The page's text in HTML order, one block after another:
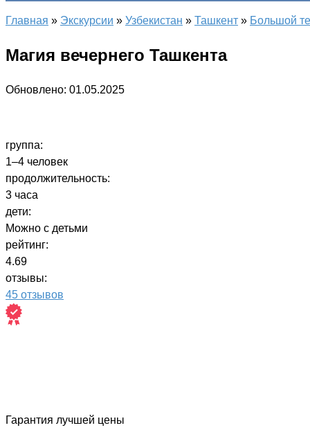
Главная » Экскурсии » Узбекистан » Ташкент » Большой
Магия вечернего Ташкента
Обновлено: 01.05.2025
группа:
1–4 человек
продолжительность:
3 часа
дети:
Можно с детьми
рейтинг:
4.69
отзывы:
45 отзывов
Гарантия лучшей цены